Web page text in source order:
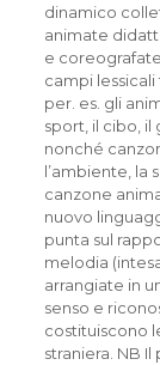
dinamico
animate
e
campi
per. es. gli
sport, il cibo, il
nonché
l’ambiente, la
canzone
nuovo
punta sul
melodia
arrangiate in
senso e
costituiscono
straniera. NB